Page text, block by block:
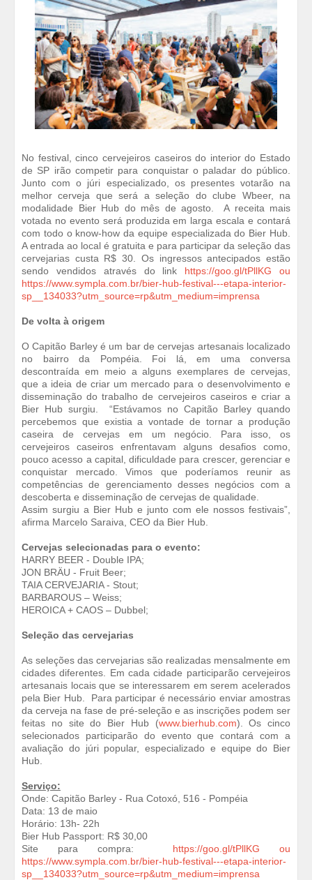
No festival, cinco cervejeiros caseiros do interior do Estado
de SP irão competir para conquistar o paladar do público.
Junto com o júri especializado, os presentes votarão na
melhor cerveja que será a seleção do clube Wbeer, na
modalidade Bier Hub do mês de agosto. A receita mais
votada no evento será produzida em larga escala e contará
com todo o know-how da equipe especializada do Bier Hub.
A entrada ao local é gratuita e para participar da seleção das
cervejarias custa R$ 30. Os ingressos antecipados estão
sendo vendidos através do link https://goo.gl/tPllKG ou
https://www.sympla.com.br/bier-hub-festival---etapa-interior-
sp__134033?utm_source=rp&utm_medium=imprensa
De volta à origem
O Capitão Barley é um bar de cervejas artesanais localizado
no bairro da Pompéia. Foi lá, em uma conversa
descontraída em meio a alguns exemplares de cervejas,
que a ideia de criar um mercado para o desenvolvimento e
disseminação do trabalho de cervejeiros caseiros e criar a
Bier Hub surgiu. “Estávamos no Capitão Barley quando
percebemos que existia a vontade de tornar a produção
caseira de cervejas em um negócio. Para isso, os
cervejeiros caseiros enfrentavam alguns desafios como,
pouco acesso a capital, dificuldade para crescer, gerenciar e
conquistar mercado. Vimos que poderíamos reunir as
competências de gerenciamento desses negócios com a
descoberta e disseminação de cervejas de qualidade.
Assim surgiu a Bier Hub e junto com ele nossos festivais”,
afirma Marcelo Saraiva, CEO da Bier Hub.
Cervejas selecionadas para o evento:
HARRY BEER - Double IPA;
JON BRÄU - Fruit Beer;
TAIA CERVEJARIA - Stout;
BARBAROUS – Weiss;
HEROICA + CAOS – Dubbel;
Seleção das cervejarias
As seleções das cervejarias são realizadas mensalmente em
cidades diferentes. Em cada cidade participarão cervejeiros
artesanais locais que se interessarem em serem acelerados
pela Bier Hub. Para participar é necessário enviar amostras
da cerveja na fase de pré-seleção e as inscrições podem ser
feitas no site do Bier Hub (www.bierhub.com). Os cinco
selecionados participarão do evento que contará com a
avaliação do júri popular, especializado e equipe do Bier
Hub.
Serviço:
Onde: Capitão Barley - Rua Cotoxó, 516 - Pompéia
Data: 13 de maio
Horário: 13h- 22h
Bier Hub Passport: R$ 30,00
Site para compra: https://goo.gl/tPllKG ou
https://www.sympla.com.br/bier-hub-festival---etapa-interior-
sp__134033?utm_source=rp&utm_medium=imprensa